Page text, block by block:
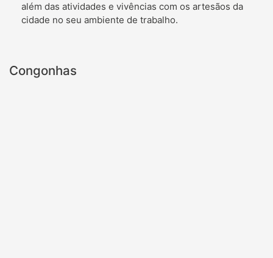
além das atividades e vivências com os artesãos da
cidade no seu ambiente de trabalho.
Congonhas